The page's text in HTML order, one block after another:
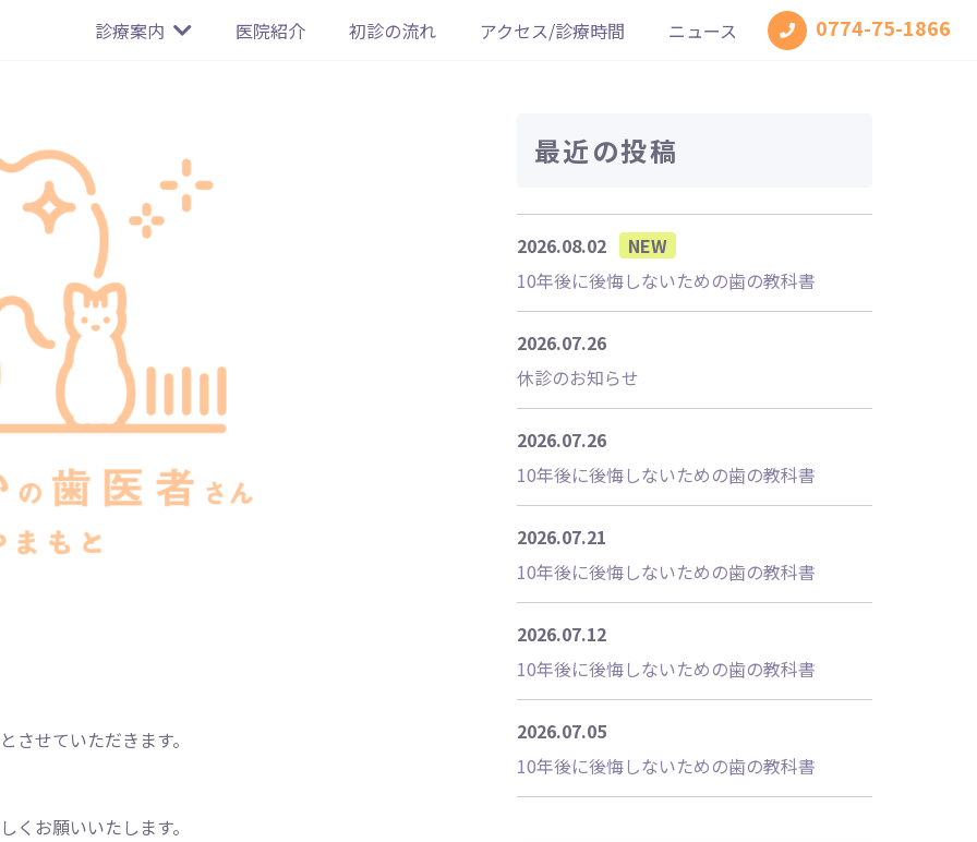
診療案内 医院紹介 初診の流れ アクセス/診療時間 ニュース 0774-75-1866
せていただきます。
お願いいたします。
最近の投稿
2026.08.02
NEW
10年後に後悔しないための歯の教科書
2026.07.26
休診のお知らせ
2026.07.26
10年後に後悔しないための歯の教科書
2026.07.21
10年後に後悔しないための歯の教科書
2026.07.12
10年後に後悔しないための歯の教科書
2026.07.05
10年後に後悔しないための歯の教科書